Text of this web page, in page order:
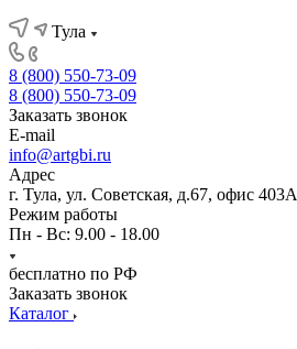
Тула
8 (800) 550-73-09
8 (800) 550-73-09
Заказать звонок
E-mail
info@artgbi.ru
Адрес
г. Тула, ул. Советская, д.67, офис 403А
Режим работы
Пн - Вс: 9.00 - 18.00
бесплатно по РФ
Заказать звонок
Каталог